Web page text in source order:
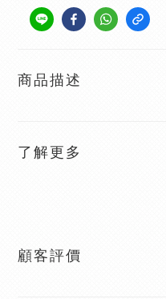
商品描述
了解更多
顧客評價